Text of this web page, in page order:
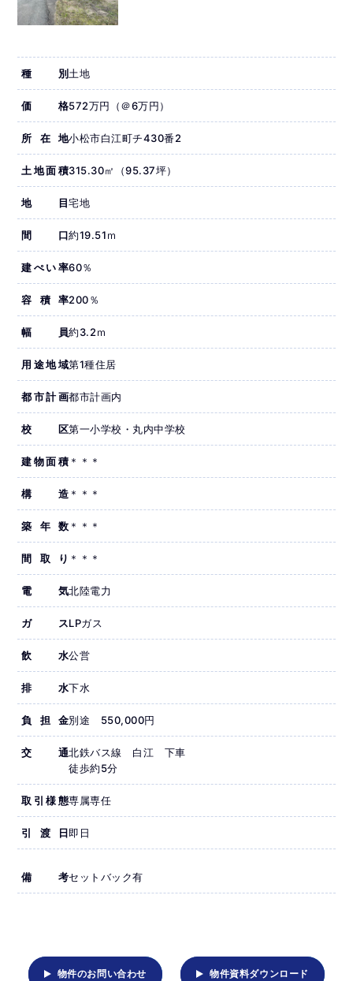
種別 土地
価格572万円（＠6万円）
所在地小松市白江町チ430番2
土地面積315.30㎡（95.37坪）
地目宅地
間口約19.51ｍ
建ぺい率60％
容積率200％
幅員約3.2ｍ
用途地域第1種住居
都市計画都市計画内
校区第一小学校・丸内中学校
建物面積＊＊＊
構造 ＊＊＊
築年数 ＊＊＊
間取り ＊＊＊
電気北陸電力
ガスLPガス
飲水公営
排水下水
負担金別途 550,000円
交通北鉄バス線 白江 下車
徒歩約5分
取引様態専属専任
引渡日即日
備考セットバック有
物件のお問い合わせ 物件資料ダウンロード